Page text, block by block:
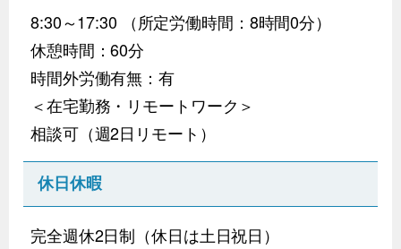
8:30～17:30 （所定労働時間：8時間0分）
休憩時間：60分
時間外労働有無：有
＜在宅勤務・リモートワーク＞
相談可（週2日リモート）
休日休暇
完全週休2日制（休日は土日祝日）